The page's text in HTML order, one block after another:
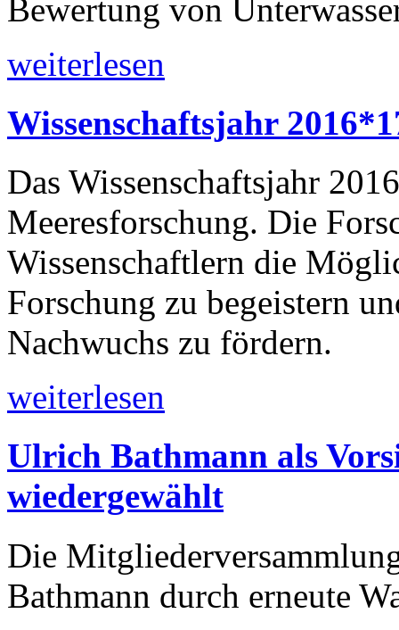
Bewertung von
weiterlesen
Wissenschaftsjahr
Das Wissenschaftsjahr
Meeresforschung. Die
Wissenschaftlern die
Forschung zu begeistern
Nachwuchs zu fördern.
weiterlesen
Ulrich Bathmann als
wiedergewählt
Die
Bathmann durch erneute